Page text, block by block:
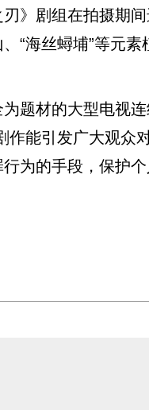
剧组在拍摄期间
“海丝蟳埔”等元
材的大型电视连
作能引发广大观众
为的手段，保护